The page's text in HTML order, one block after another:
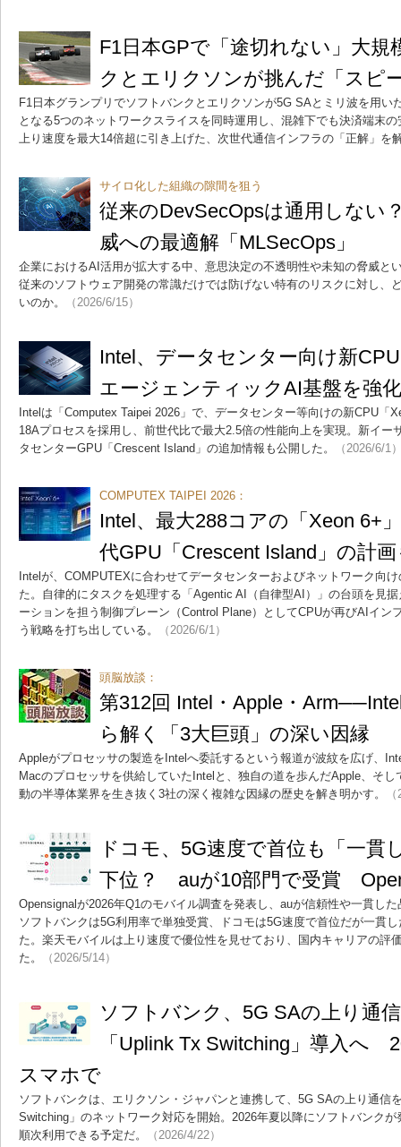
F1日本GPで「途切れない」大
クとエリクソンが挑んだ「スピ
F1日本グランプリでソフトバンクとエリクソンが5G SAとミリ波を用い
となる5つのネットワークスライスを同時運用し、混雑下でも決済端末
上り速度を最大14倍超に引き上げた、次世代通信インフラの「正解」を
サイロ化した組織の隙間を狙う
従来のDevSecOpsは通用しな
威への最適解「MLSecOps」
企業におけるAI活用が拡大する中、意思決定の不透明性や未知の脅威と
従来のソフトウェア開発の常識だけでは防げない特有のリスクに対し、
いのか。
（2026/6/15）
Intel、データセンター向け新
エージェンティックAI基盤を強化
Intelは「Computex Taipei 2026」で、データセンター等向けの新CPU「
18Aプロセスを採用し、前世代比で最大2.5倍の性能向上を実現。新イー
タセンターGPU「Crescent Island」の追加情報も公開した。
（2026/6/1
COMPUTEX TAIPEI 2026：
Intel、最大288コアの「Xeon 6+
代GPU「Crescent Island」の計
Intelが、COMPUTEXに合わせてデータセンターおよびネットワーク向
た。自律的にタスクを処理する「Agentic AI（自律型AI）」の台頭を見
ーションを担う制御プレーン（Control Plane）としてCPUが再びAIイン
う戦略を打ち出している。
（2026/6/1）
頭脳放談：
第312回 Intel・Apple・
ら解く「3大巨頭」の深い因縁
Appleがプロセッサの製造をIntelへ委託するという報道が波紋を広げ、
Macのプロセッサを供給していたIntelと、独自の道を歩んだApple、そ
動の半導体業界を生き抜く3社の深く複雑な因縁の歴史を解き明かす。
ドコモ、5G速度で首位も「一貫
下位？ auが10部門で受賞
Opensignalが2026年Q1のモバイル調査を発表し、auが信頼性や一貫し
ソフトバンクは5G利用率で単独受賞、ドコモは5G速度で首位だが一貫
た。楽天モバイルは上り速度で優位性を見せており、国内キャリアの評
た。
（2026/5/14）
ソフトバンク、5G SAの上り通
「Uplink Tx Switching」導入へ
スマホで
ソフトバンクは、エリクソン・ジャパンと連携して、5G SAの上り通信
Switching」のネットワーク対応を開始。2026年夏以降にソフトバンク
順次利用できる予定だ。
（2026/4/22）